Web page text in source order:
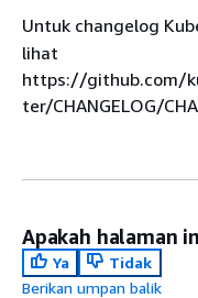
Untuk changelog
lihat
https://github.com/
ter/CHANGELOG/
Apakah halaman
Ya
Tidak
Berikan umpan balik